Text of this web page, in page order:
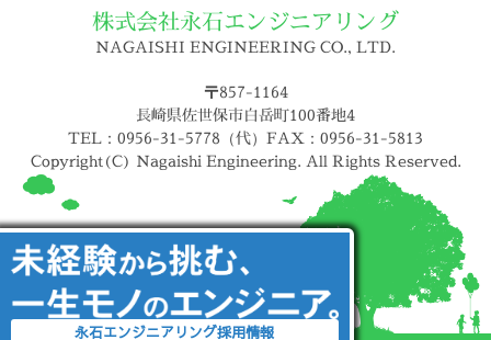
株式会社永石エンジニアリング
NAGAISHI ENGINEERING CO., LTD.
〒857-1164
長崎県佐世保市白岳町100番地4
TEL：0956-31-5778（代）FAX：0956-31-5813
Copyright(C) Nagaishi Engineering. All Rights Reserved.
永石エンジニアリング採用情報